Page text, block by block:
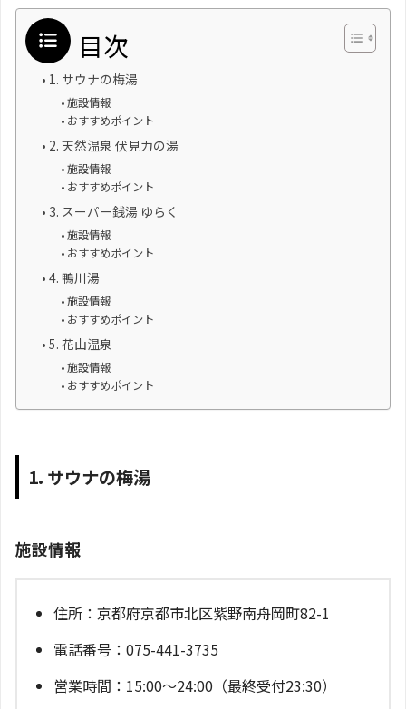
目次
1. サウナの梅湯
施設情報
おすすめポイント
2. 天然温泉 伏見力の湯
施設情報
おすすめポイント
3. スーパー銭湯 ゆらく
施設情報
おすすめポイント
4. 鴨川湯
施設情報
おすすめポイント
5. 花山温泉
施設情報
おすすめポイント
1. サウナの梅湯
施設情報
住所：京都府京都市北区紫野南舟岡町82-1
電話番号：075-441-3735
営業時間：15:00～24:00（最終受付23:30）